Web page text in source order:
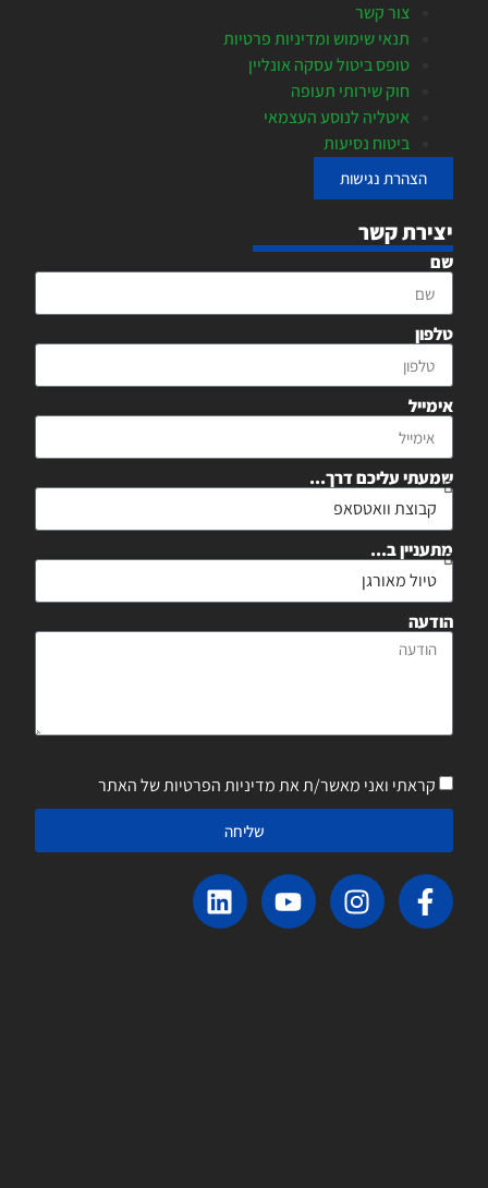
צור קשר
תנאי שימוש ומדיניות פרטיות
טופס ביטול עסקה אונליין
חוק שירותי תעופה
איטליה לנוסע העצמאי
ביטוח נסיעות
הצהרת נגישות
יצירת קשר
שם
טלפון
אימייל
שמעתי עליכם דרך...
מתעניין ב...
הודעה
קראתי ואני מאשר/ת את מדיניות הפרטיות של האתר
שליחה